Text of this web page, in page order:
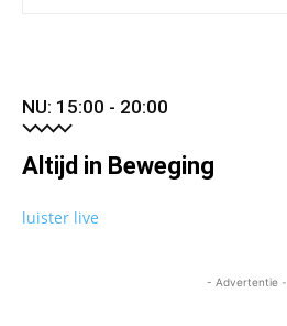
NU: 15:00 - 20:00
Altijd in Beweging
luister live
- Advertentie -